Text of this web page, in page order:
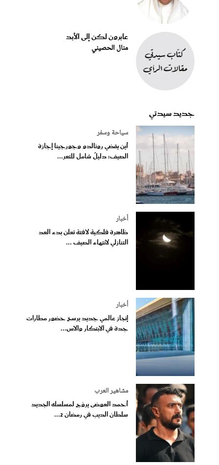
عابرون لكن إلى الأبد
منال الحصيني
جديد سيدتي
سياحة وسفر
أين يقضي رونالدو وجورجينا إجازة
الصيف: دليلٌ شامل للتعر...
أخبار
ظاهرة فلكية لافتة تعلن بدء العد
التنازلي لانتهاء الصيف ...
أخبار
إنجاز عالمي جديد يرسخ حضور مطارات
جدة في الابتكار والاس...
مشاهير العرب
أحمد العوضى يروّج لمسلسله الجديد
سلطان الديب في رمضان 2...